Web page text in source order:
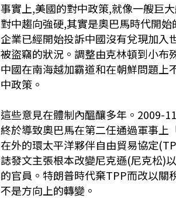
事實上,美國的對中政策,就像一艘巨
對中趨向強硬,其實是奧巴馬時代開
企業已經開始投訴中國沒有兌現加入
被盜竊的狀況。調整由克林頓到小布
中國在南海越加霸道和在朝鮮問題上
中政策。
這些意見在體制內醞釀多年。2009-
終於導致奧巴馬在第二任通過軍事
在外的環太平洋夥伴自由貿易協定
誌發文主張根本改變尼克遜(尼克松)
的官員。特朗普時代棄TPP而改以關
不是方向上的轉變。